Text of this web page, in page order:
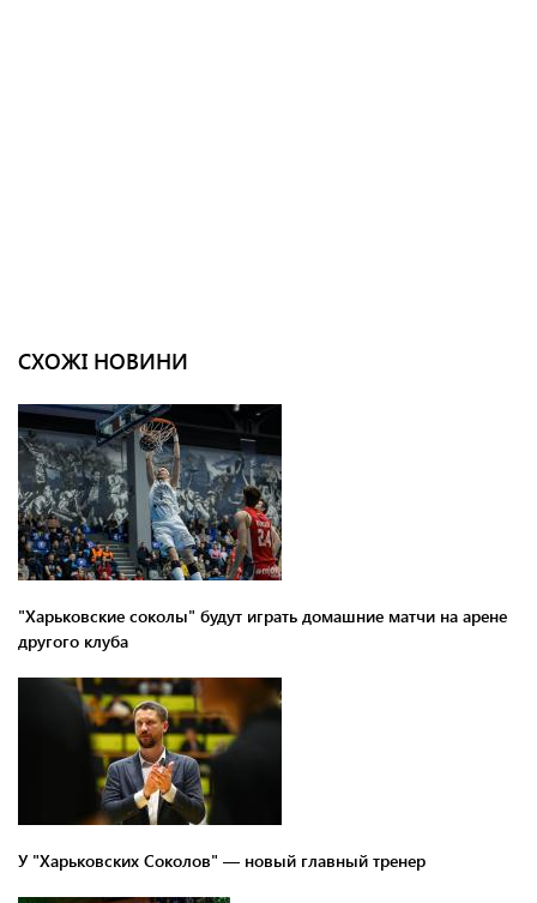
СХОЖІ НОВИНИ
"Харьковские соколы" будут играть домашние матчи на арене
другого клуба
У "Харьковских Соколов" — новый главный тренер